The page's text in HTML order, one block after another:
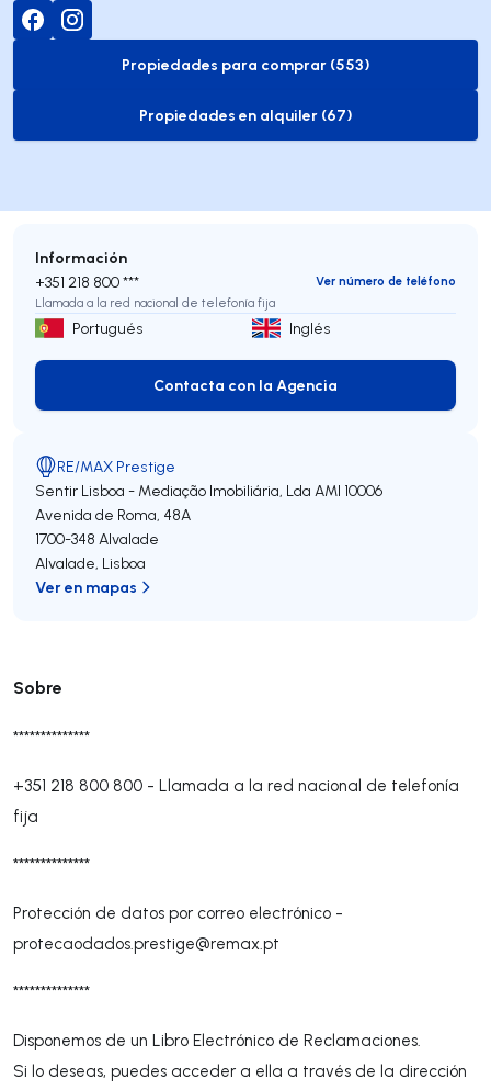
to-buy-listing
Propiedades para comprar (553)
to-rent-listing
Propiedades en alquiler (67)
Sobre
**************
+351 218 800 800 - Llamada a la red nacional de telefonía
fija
**************
Protección de datos por correo electrónico -
protecaodados.prestige@remax.pt
**************
Disponemos de un Libro Electrónico de Reclamaciones.
Si lo deseas, puedes acceder a ella a través de la dirección
Información
+351 218 800 ***
Ver número de teléfono
Llamada a la red nacional de telefonía fija
Portugués Inglés
Contacta con la Agencia
Contacta con la Agencia
RE/MAX Prestige
Sentir Lisboa - Mediação Imobiliária, Lda AMI 10006
Avenida de Roma, 48A
1700-348 Alvalade
Alvalade, Lisboa
Ver en mapas